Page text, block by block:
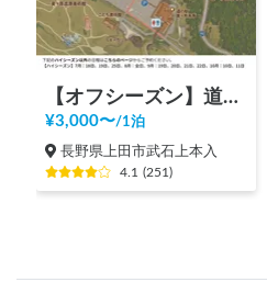
【オフシーズン】道の駅 美ヶ原高原
¥3,000〜/1泊
長野県上田市武石上本入
4.1 (251)